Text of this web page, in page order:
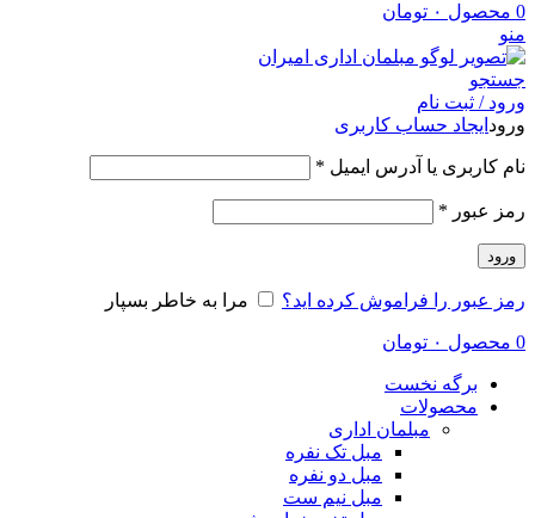
0 محصول ۰ تومان
منو
جستجو
ورود / ثبت نام
ورود ایجاد حساب کاربری
نام کاربری یا آدرس ایمیل *
رمز عبور *
ورود
رمز عبور را فراموش کرده اید؟ مرا به خاطر بسپار
0 محصول ۰ تومان
برگه نخست
محصولات
مبلمان اداری
مبل تک نفره
مبل دو نفره
مبل نیم ست